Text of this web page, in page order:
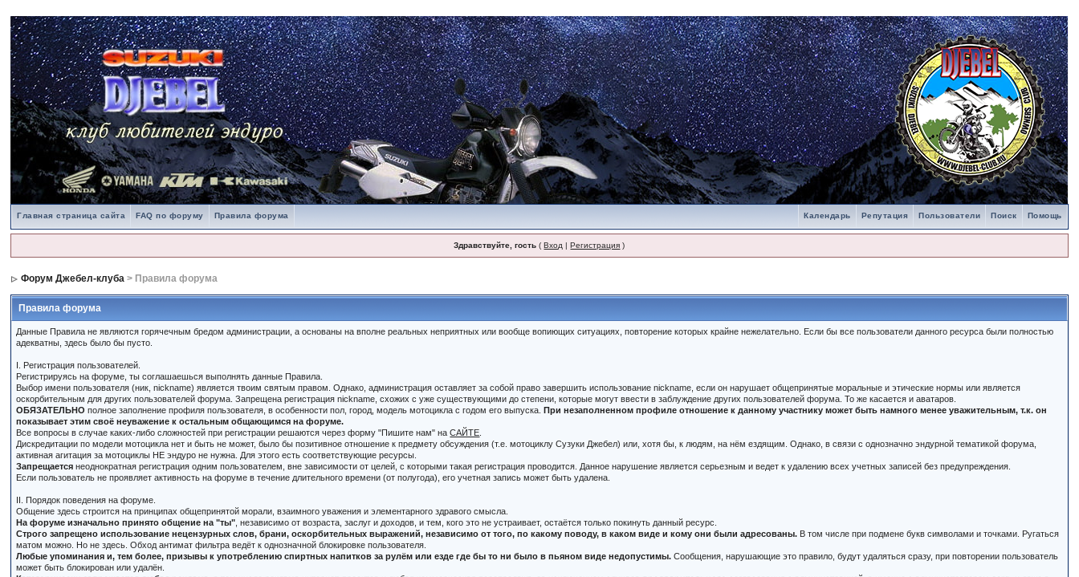
Главная страница сайта FAQ по форуму Правила форума Помощь
Поиск
Пользователи
Репутация
Календарь
Здравствуйте, гость (Вход |Регистрация )
Форум Джебел-клуба > Правила форума
Правила форума
Данные Правила не являются горячечным бредом администрации, а основаны на вполне реальных неприятных или вообще вопиющих ситуациях, повторение которых крайне нежелательно. Если бы все пользователи данного ресурса были полностью
адекватны, здесь было бы пусто.
I. Регистрация пользователей.
Регистрируясь на форуме, ты соглашаешься выполнять данные Правила.
Выбор имени пользователя (ник, nickname) является твоим святым правом. Однако, администрация оставляет за собой право завершить использование nickname, если он нарушает общепринятые моральные и этические нормы или является
оскорбительным для других пользователей форума. Запрещена регистрация nickname, схожих с уже существующими до степени, которые могут ввести в заблуждение других пользователей форума. То же касается и аватаров.
ОБЯЗАТЕЛЬНО полное заполнение профиля пользователя, в особенности пол, город, модель мотоцикла с годом его выпуска.При незаполненном профиле отношение к данному участнику может быть намного менее уважительным, т.к. он
показывает этим своё неуважение к остальным общающимся на форуме.
Все вопросы в случае каких-либо сложностей при регистрации решаются через форму "Пишите нам" наСАЙТЕ
Дискредитации по модели мотоцикла нет и быть не может, было бы позитивное отношение к предмету обсуждения (т.е. мотоциклу Сузуки Джебел) или, хотя бы, к людям, на нём ездящим. Однако, в связи с однозначно эндурной тематикой форума,
активная агитация за мотоциклы НЕ эндуро не нужна. Для этого есть соответствующие ресурсы.
Запрещается неоднократная регистрация одним пользователем, вне зависимости от целей, с которыми такая регистрация проводится. Данное нарушение является серьезным и ведет к удалению всех учетных записей без предупреждения.
Если пользователь не проявляет активность на форуме в течение длительного времени (от полугода), его учетная запись может быть удалена.
II. Порядок поведения на форуме.
Общение здесь строится на принципах общепринятой морали, взаимного уважения и элементарного здравого смысла.
На форуме изначально принято общение на "ты" , независимо от возраста, заслуг и доходов, и тем, кого это не устраивает, остаётся только покинуть данный ресурс.
Строго запрещено использование нецензурных слов, брани, оскорбительных выражений, независимо от того, по какому поводу, в каком виде и кому они были адресованы. В том числе при подмене букв символами и точками. Ругаться
матом можно. Но не здесь. Обход антимат фильтра ведёт к однозначной блокировке пользователя.
Любые упоминания и, тем более, призывы к употреблению спиртных напитков за рулём или езде где бы то ни было в пьяном виде недопустимы. Сообщения, нарушающие это правило, будут удаляться сразу, при повторении пользователь
может быть блокирован или удалён.